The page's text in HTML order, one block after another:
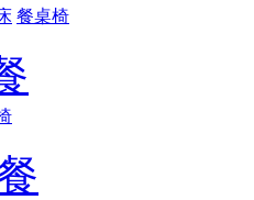
餐桌椅